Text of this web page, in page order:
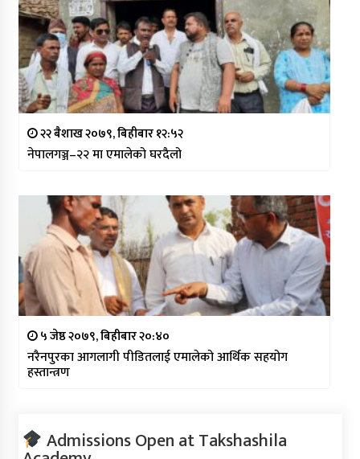
२२ बैशाख २०७९, बिहीबार १२:५२
नेपालगञ्ज–२२ मा एमालेको घरदैलो
५ जेष्ठ २०७९, बिहीबार २०:४०
नरैनपुरका आगलागी पीडितलाई एमालेको आर्थिक सहयोग
हस्तान्त्रण
Admissions Open at Takshashila